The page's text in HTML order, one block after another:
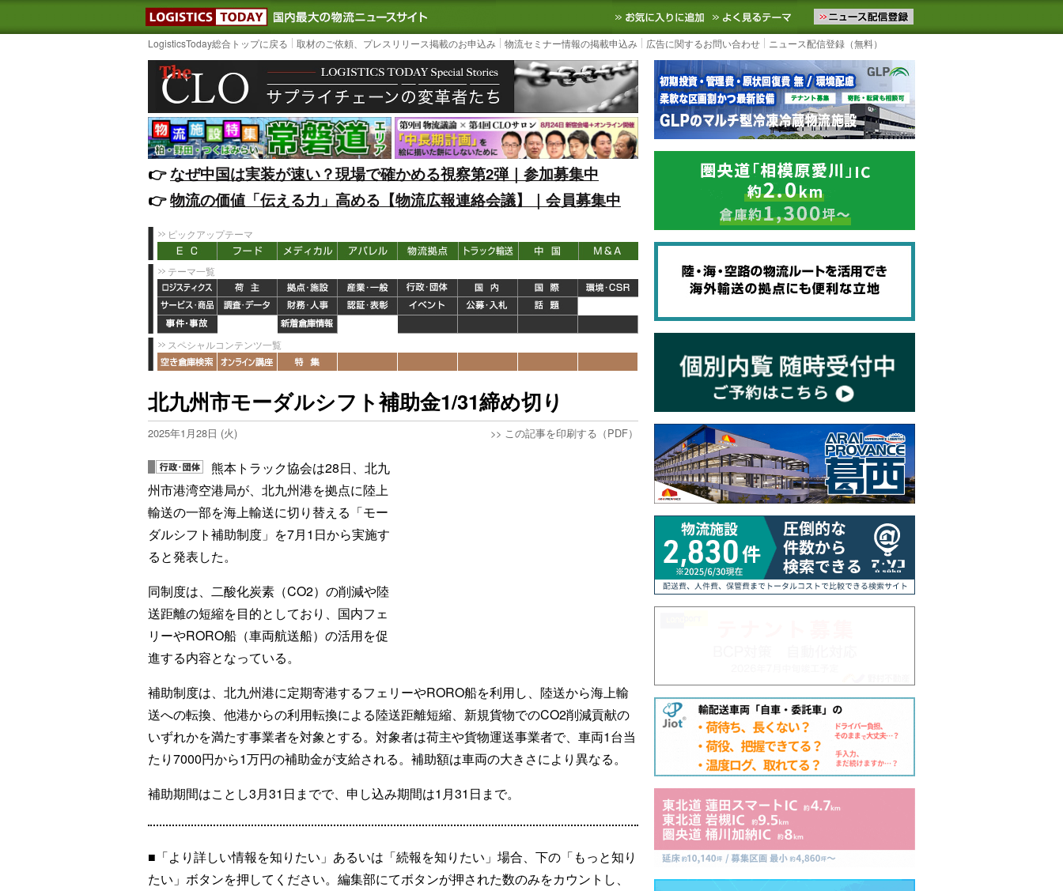
LOGISTICS TODAY｜国内最大の物流ニュースサイト3PL, SCMなど国内外の最新の物流ニュースをお届けします。物流ニュースメール配信を登録す
お気に入りに追加 よく見るテーマ
LogisticsToday総合トップに戻る 取材のご依頼、プレスリリース掲載のお申込み 物流セミナー情報の掲載申込み 広告に関するお問い合わせ ニュース配信登録（無料）
👉️なぜ中国は実装が速い？現場で確かめる視察第2弾｜参加募集中
👉️物流の価値「伝える力」高める【物流広報連絡会議】｜会員募集中
ピックアップテーマ
テーマ一覧
スペシャルコンテンツ一覧
北九州市モーダルシフト補助金1/31締め切り
2025年1月28日 (火) >> この記事を印刷する（PDF）
熊本トラック協会は28日、北九
州市港湾空港局が、北九州港を拠点に陸上
輸送の一部を海上輸送に切り替える「モー
ダルシフト補助制度」を7月1日から実施す
ると発表した。
同制度は、二酸化炭素（CO2）の削減や陸
送距離の短縮を目的としており、国内フェ
リーやRORO船（車両航送船）の活用を促
進する内容となっている。
補助制度は、北九州港に定期寄港するフェリーやRORO船を利用し、陸送から海上輸
送への転換、他港からの利用転換による陸送距離短縮、新規貨物でのCO2削減貢献の
いずれかを満たす事業者を対象とする。対象者は荷主や貨物運送事業者で、車両1台当
たり7000円から1万円の補助金が支給される。補助額は車両の大きさにより異なる。
補助期間はことし3月31日までで、申し込み期間は1月31日まで。
■「より詳しい情報を知りたい」あるいは「続報を知りたい」場合、下の「もっと知り
たい」ボタンを押してください。編集部にてボタンが押された数のみをカウントし、